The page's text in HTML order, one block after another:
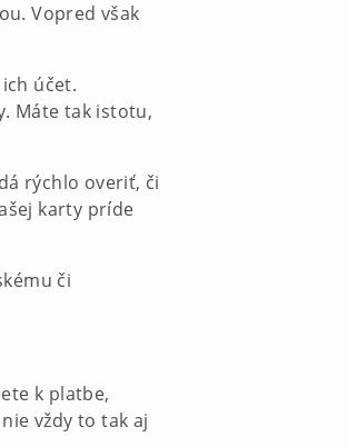
Vopred však
účet.
Máte tak istotu,
rýchlo overiť, či
karty príde
či
k platbe,
vždy to tak aj